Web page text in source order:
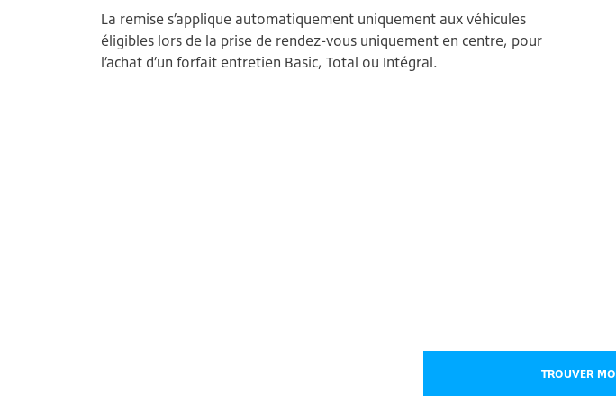
La remise s’applique automatiquement uniquement aux véhicules
éligibles lors de la prise de rendez-vous uniquement en centre, pour
l’achat d’un forfait entretien Basic, Total ou Intégral.
TROUVER